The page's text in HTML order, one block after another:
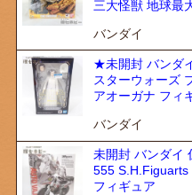
三大怪獣 地球最
バンダイ
★未開封 バンダ
スターウォーズ
アオーガナ フィ
バンダイ
未開封 バンダイ
555 S.H.Figuarts
フィギュア